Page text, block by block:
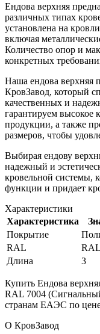
Ендова верхняя
различных типах
установлена на
включая
Количество опор и
конкретных
Наша ендова верхняя
КровЗавод, который
качественных и
гарантируем высокое
продукции, а также
размеров, чтобы
Выбирая ендову
надежный и
кровельной системы,
функции и придает
Характеристики
Характеристика
Покрытие
RAL
Длина
3
Купить Ендова
RAL 7004
странам ЕАЭС по
О КровЗавод